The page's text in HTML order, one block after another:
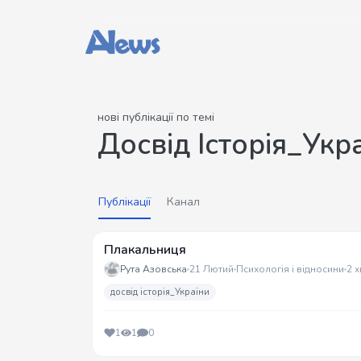
нові публікації по темі
Досвід
Публікації Канал
Плакальниця
Рута Азовська 21 Лютий Психологія і відносини 2
досвід історія_України
1 1 0